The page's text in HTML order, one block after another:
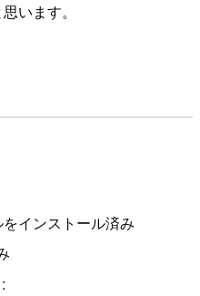
います。
インストール済み